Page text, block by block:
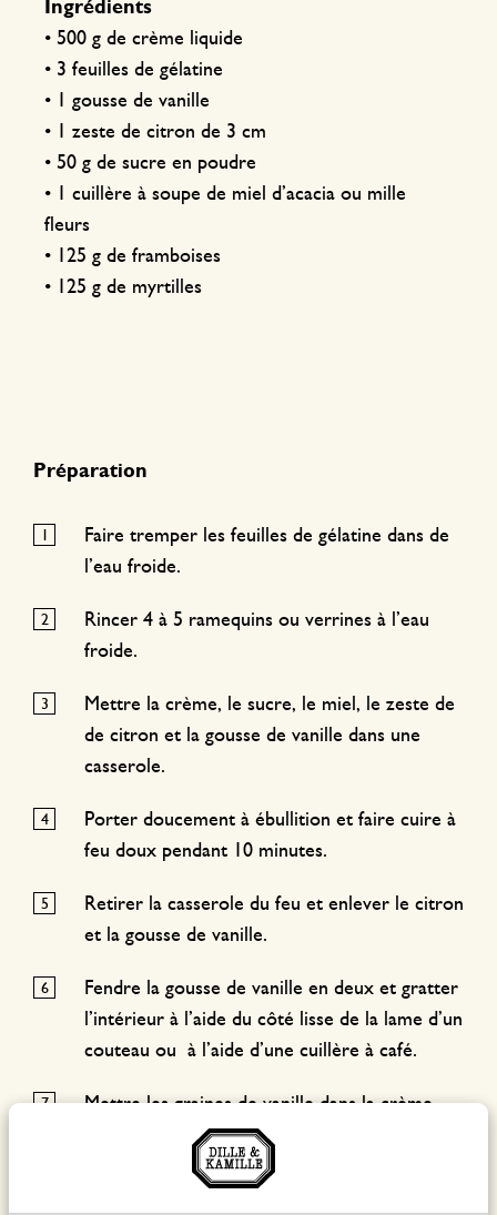
Ingrédients
• 500 g de crème liquide
• 3 feuilles de gélatine
• 1 gousse de vanille
• 1 zeste de citron de 3 cm
• 50 g de sucre en poudre
• 1 cuillère à soupe de miel d’acacia ou mille
fleurs
• 125 g de framboises
• 125 g de myrtilles
Préparation
Faire tremper les feuilles de gélatine dans de
l’eau froide.
Rincer 4 à 5 ramequins ou verrines à l’eau
froide.
Mettre la crème, le sucre, le miel, le zeste de
de citron et la gousse de vanille dans une
casserole.
Porter doucement à ébullition et faire cuire à
feu doux pendant 10 minutes.
Retirer la casserole du feu et enlever le citron
et la gousse de vanille.
Fendre la gousse de vanille en deux et gratter
l’intérieur à l’aide du côté lisse de la lame d’un
couteau ou à l’aide d’une cuillère à café.
Mettre les graines de vanille dans la crème
légèrement refroidie.
Faire égoutter les feuilles de gélatine et les